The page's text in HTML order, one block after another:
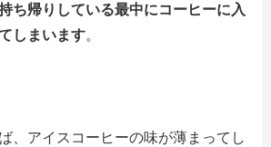
ち帰りしている最中にコーヒーに入
しまいます。
、アイスコーヒーの味が薄まってし